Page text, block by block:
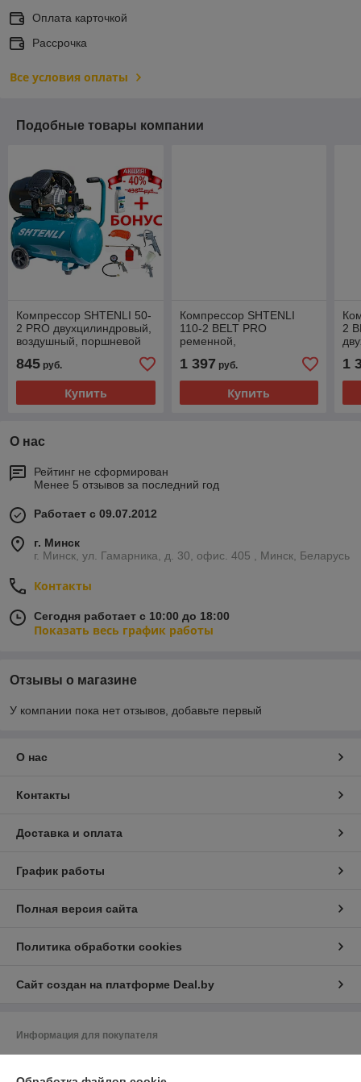
Оплата карточкой
Рассрочка
Все условия оплаты
Подобные товары компании
Компрессор SHTENLI 50-
2 PRO двухцилиндровый,
воздушный, поршневой
845 руб.
Купить
Компрессор SHTENLI
110-2 BELT PRO
ременной,
воздушный, поршневой
(2,5 кВТ)
1 397 руб.
Купить
2
1
О нас
Рейтинг не сформирован
Менее 5 отзывов за последний год
Работает с 09.07.2012
г. Минск
г. Минск, ул. Гамарника, д. 30, офис. 405 , Минск, Беларусь
Контакты
Сегодня работает с 10:00 до 18:00
Показать весь график работы
Отзывы о магазине
У компании пока нет отзывов, добавьте первый
О нас
Контакты
Доставка и оплата
График работы
Полная версия сайта
Политика обработки cookies
Сайт создан на платформе Deal.by
Информация для покупателя